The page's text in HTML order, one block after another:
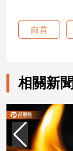
時
追
星
自首
相關新聞